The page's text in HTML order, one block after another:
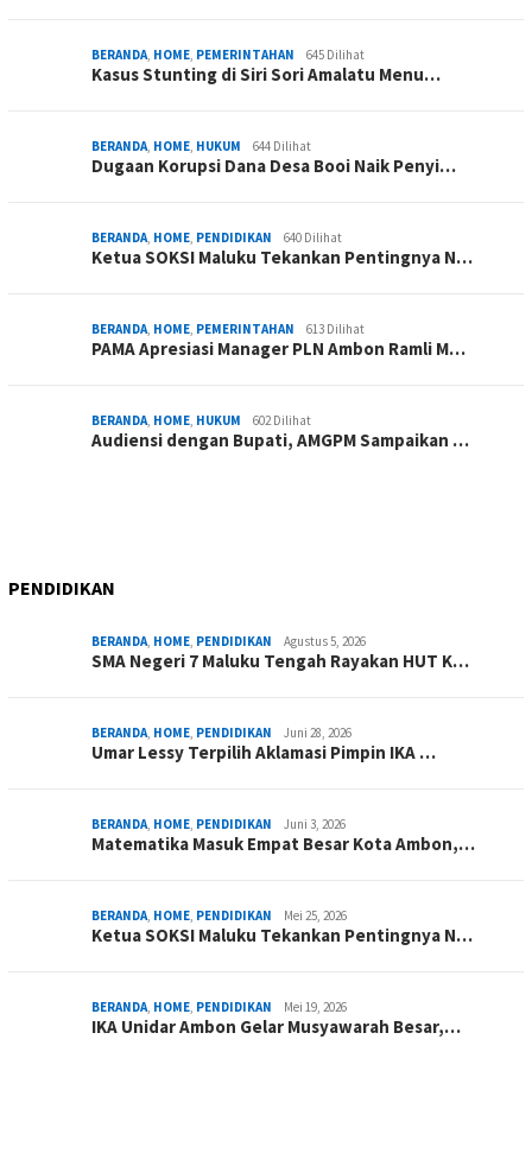
BERANDA, HOME, PEMERINTAHAN 645 Dilihat
Kasus Stunting di Siri Sori Amalatu Menu…
BERANDA, HOME, HUKUM 644 Dilihat
Dugaan Korupsi Dana Desa Booi Naik Penyi…
BERANDA, HOME, PENDIDIKAN 640 Dilihat
Ketua SOKSI Maluku Tekankan Pentingnya N…
BERANDA, HOME, PEMERINTAHAN 613 Dilihat
PAMA Apresiasi Manager PLN Ambon Ramli M…
BERANDA, HOME, HUKUM 602 Dilihat
Audiensi dengan Bupati, AMGPM Sampaikan …
PENDIDIKAN
BERANDA, HOME, PENDIDIKAN Agustus 5, 2026
SMA Negeri 7 Maluku Tengah Rayakan HUT K…
BERANDA, HOME, PENDIDIKAN Juni 28, 2026
Umar Lessy Terpilih Aklamasi Pimpin IKA …
BERANDA, HOME, PENDIDIKAN Juni 3, 2026
Matematika Masuk Empat Besar Kota Ambon,…
BERANDA, HOME, PENDIDIKAN Mei 25, 2026
Ketua SOKSI Maluku Tekankan Pentingnya N…
BERANDA, HOME, PENDIDIKAN Mei 19, 2026
IKA Unidar Ambon Gelar Musyawarah Besar,…